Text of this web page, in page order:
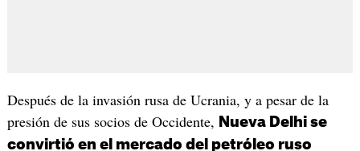
Después de la invasión rusa de Ucrania, y a pesar de la
presión de sus socios de Occidente, Nueva Delhi se
convirtió en el mercado del petróleo ruso